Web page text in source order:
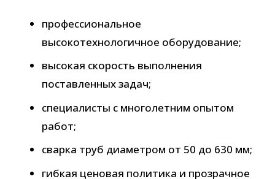
профессиональное
высокотехнологичное оборудование;
высокая скорость выполнения
поставленных задач;
специалисты с многолетним опытом
работ;
сварка труб диаметром от 50 до 630 мм;
гибкая ценовая политика и прозрачное